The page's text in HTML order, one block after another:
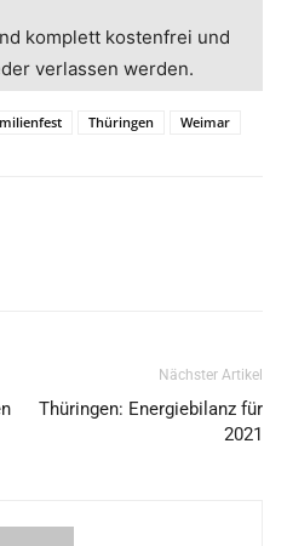
komplett kostenfrei und
verlassen werden.
Thüringen Weimar
Nächster Artikel
Thüringen: Energiebilanz für
2021